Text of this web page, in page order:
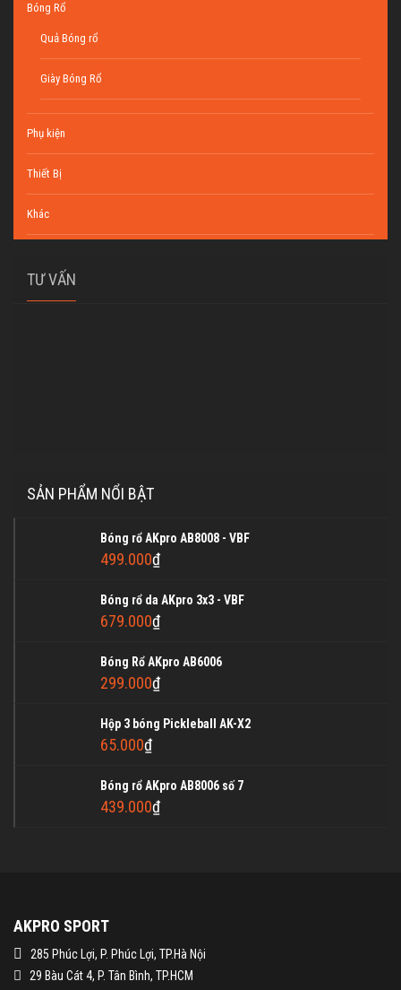
Bóng Rổ
Quả Bóng rổ
Giày Bóng Rổ
Phụ kiện
Thiết Bị
Khác
TƯ VẤN
SẢN PHẨM NỔI BẬT
Bóng rổ AKpro AB8008 - VBF
499.000₫
Bóng rổ da AKpro 3x3 - VBF
679.000₫
Bóng Rổ AKpro AB6006
299.000₫
Hộp 3 bóng Pickleball AK-X2
65.000₫
Bóng rổ AKpro AB8006 số 7
439.000₫
AKPRO SPORT
285 Phúc Lợi, P. Phúc Lợi, TP.Hà Nội
29 Bàu Cát 4, P. Tân Bình, TP.HCM